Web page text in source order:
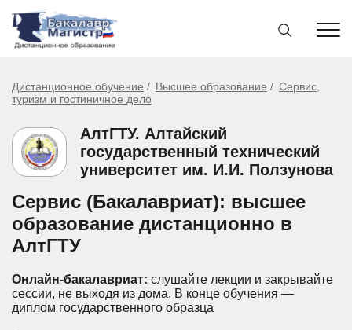
Дистанционное обучение Высшее образование
Сервис,
туризм и гостиничное дело
АлтГТУ. Алтайский
государственный технический
университет им. И.И. Ползунова
Сервис (Бакалавриат): высшее
образование дистанционно в
АлтГТУ
Онлайн-бакалавриат: слушайте лекции и закрывайте
сессии, не выходя из дома. В конце обучения —
диплом государственного образца